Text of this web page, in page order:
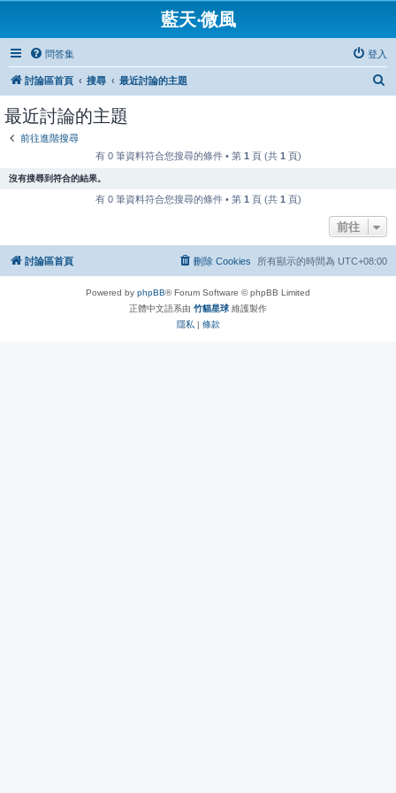
藍天‧微風
問答集 登入
討論區首頁 搜尋 最近討論的主題
最近討論的主題
前往進階搜尋
有 0 筆資料符合您搜尋的條件 • 第 1 頁 (共 1 頁)
沒有搜尋到符合的結果。
有 0 筆資料符合您搜尋的條件 • 第 1 頁 (共 1 頁)
前往
討論區首頁 所有顯示的時間為 UTC+08:00
刪除 Cookies
Powered by phpBB® Forum Software © phpBB Limited
正體中文語系由 竹貓星球 維護製作
隱私 | 條款